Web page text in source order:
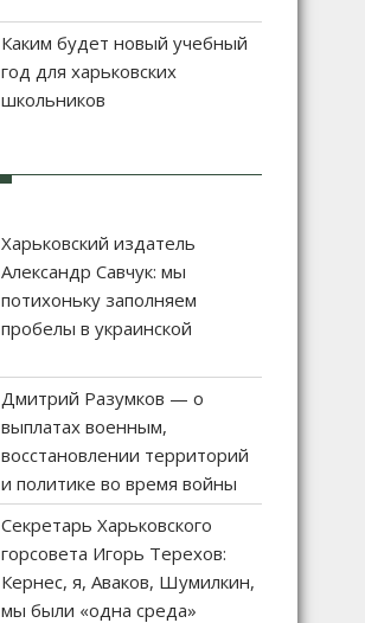
Каким будет новый учебный
год для харьковских
школьников
Харьковский издатель
Александр Савчук: мы
потихоньку заполняем
пробелы в украинской
Дмитрий Разумков — о
выплатах военным,
восстановлении территорий
и политике во время войны
Секретарь Харьковского
горсовета Игорь Терехов:
Кернес, я, Аваков, Шумилкин,
мы были «одна среда»